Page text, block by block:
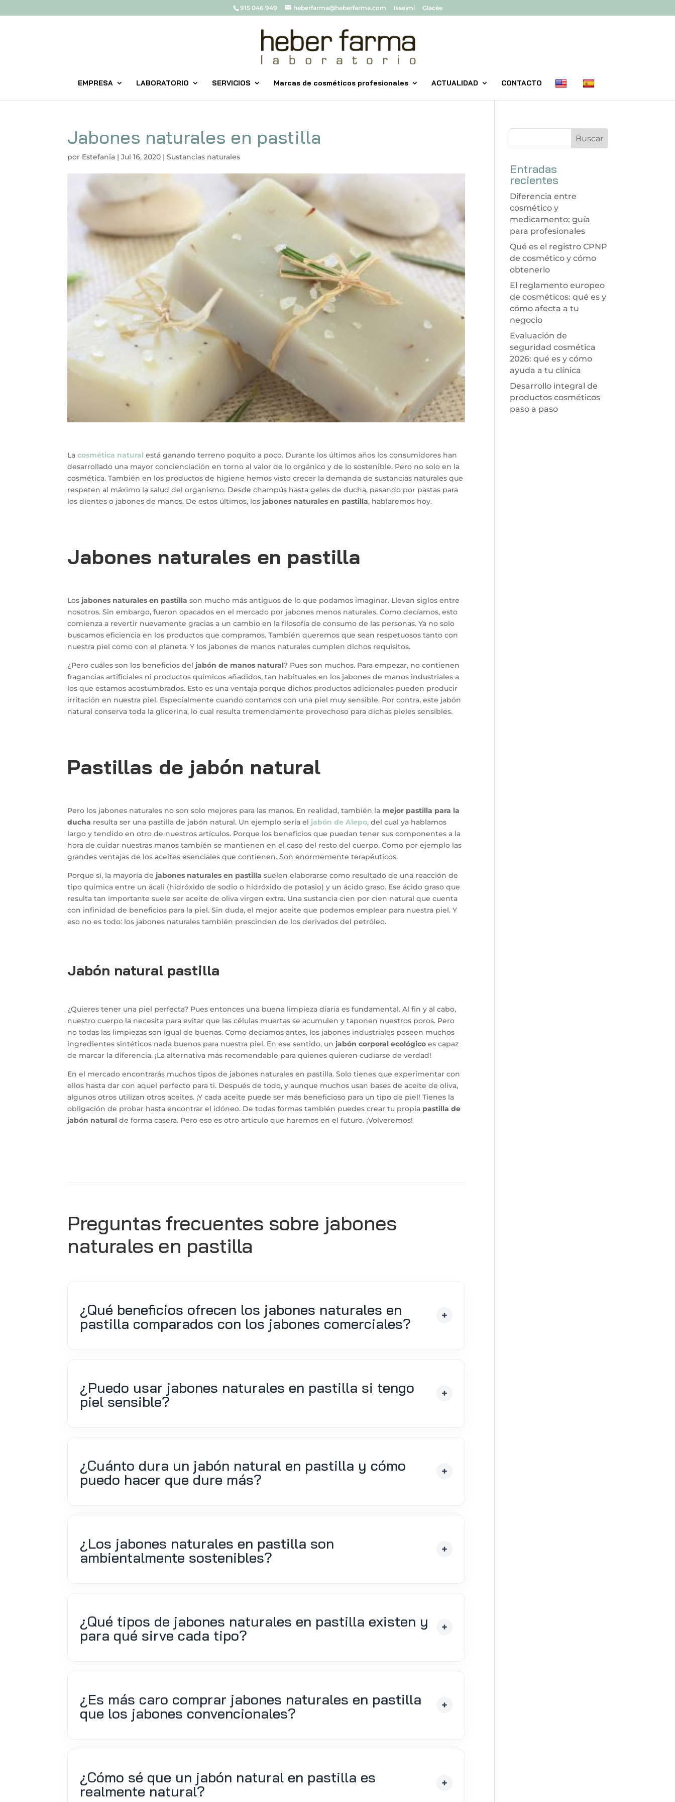
915 046 949 heberfarma@heberfarma.com Isseimi Glacée
EMPRESA LABORATORIO SERVICIOS Marcas de cosméticos profesionales ACTUALIDAD CONTACTO
Jabones naturales en pastilla
por Estefania |Jul 16, 2020 |Sustancias naturales
Lacosmética natural está ganando terreno poquito a poco. Durante los últimos años los consumidores han
desarrollado una mayor concienciación en torno al valor de lo orgánico y de lo sostenible. Pero no solo en la
cosmética. También en los productos de higiene hemos visto crecer la demanda de sustancias naturales que
respeten al máximo la salud del organismo. Desde champús hasta geles de ducha, pasando por pastas para
los dientes o jabones de manos. De estos últimos, los jabones naturales en pastilla, hablaremos hoy.
Jabones naturales en pastilla
Los jabones naturales en pastilla son mucho más antiguos de lo que podamos imaginar. Llevan siglos entre
nosotros. Sin embargo, fueron opacados en el mercado por jabones menos naturales. Como decíamos, esto
comienza a revertir nuevamente gracias a un cambio en la filosofía de consumo de las personas. Ya no solo
buscamos eficiencia en los productos que compramos. También queremos que sean respetuosos tanto con
nuestra piel como con el planeta. Y los jabones de manos naturales cumplen dichos requisitos.
¿Pero cuáles son los beneficios del jabón de manos natural? Pues son muchos. Para empezar, no contienen
fragancias artificiales ni productos químicos añadidos, tan habituales en los jabones de manos industriales a
los que estamos acostumbrados. Esto es una ventaja porque dichos productos adicionales pueden producir
irritación en nuestra piel. Especialmente cuando contamos con una piel muy sensible. Por contra, este jabón
natural conserva toda la glicerina, lo cual resulta tremendamente provechoso para dichas pieles sensibles.
Pastillas de jabón natural
Pero los jabones naturales no son solo mejores para las manos. En realidad, también la mejor pastilla para la
ducha resulta ser una pastilla de jabón natural. Un ejemplo sería el jabón de Alepo, del cual ya hablamos
largo y tendido en otro de nuestros artículos. Porque los beneficios que puedan tener sus componentes a la
hora de cuidar nuestras manos también se mantienen en el caso del resto del cuerpo. Como por ejemplo las
grandes ventajas de los aceites esenciales que contienen. Son enormemente terapéuticos.
Porque sí, la mayoría de jabones naturales en pastilla suelen elaborarse como resultado de una reacción de
tipo química entre un ácali (hidróxido de sodio o hidróxido de potasio) y un ácido graso. Ese ácido graso que
resulta tan importante suele ser aceite de oliva virgen extra. Una sustancia cien por cien natural que cuenta
con infinidad de beneficios para la piel. Sin duda, el mejor aceite que podemos emplear para nuestra piel. Y
eso no es todo: los jabones naturales también prescinden de los derivados del petróleo.
Jabón natural pastilla
¿Quieres tener una piel perfecta? Pues entonces una buena limpieza diaria es fundamental. Al fin y al cabo,
nuestro cuerpo la necesita para evitar que las células muertas se acumulen y taponen nuestros poros. Pero
no todas las limpiezas son igual de buenas. Como decíamos antes, los jabones industriales poseen muchos
ingredientes sintéticos nada buenos para nuestra piel. En ese sentido, un jabón corporal ecológico es capaz
de marcar la diferencia. ¡La alternativa más recomendable para quienes quieren cudiarse de verdad!
En el mercado encontrarás muchos tipos de jabones naturales en pastilla. Solo tienes que experimentar con
ellos hasta dar con aquel perfecto para ti. Después de todo, y aunque muchos usan bases de aceite de oliva,
algunos otros utilizan otros aceites. ¡Y cada aceite puede ser más beneficioso para un tipo de piel! Tienes la
obligación de probar hasta encontrar el idóneo. De todas formas también puedes crear tu propia pastilla de
jabón natural de forma casera. Pero eso es otro artículo que haremos en el futuro. ¡Volveremos!
Preguntas frecuentes sobre jabones
naturales en pastilla
¿Qué beneficios ofrecen los jabones naturales en
pastilla comparados con los jabones comerciales?
¿Puedo usar jabones naturales en pastilla si tengo
piel sensible?
¿Cuánto dura un jabón natural en pastilla y cómo
puedo hacer que dure más?
¿Los jabones naturales en pastilla son
ambientalmente sostenibles?
¿Qué tipos de jabones naturales en pastilla existen y
para qué sirve cada tipo?
¿Es más caro comprar jabones naturales en pastilla
que los jabones convencionales?
¿Cómo sé que un jabón natural en pastilla es
realmente natural?
Entradas
recientes
Diferencia entre
cosmético y
medicamento: guía
para profesionales
Qué es el registro CPNP
de cosmético y cómo
obtenerlo
El reglamento europeo
de cosméticos: qué es y
cómo afecta a tu
negocio
Evaluación de
seguridad cosmética
2026: qué es y cómo
ayuda a tu clínica
Desarrollo integral de
productos cosméticos
paso a paso